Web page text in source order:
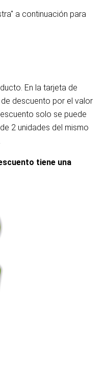
a continuación para
En la tarjeta de
descuento por el valor
solo se puede
2 unidades del mismo
tiene una